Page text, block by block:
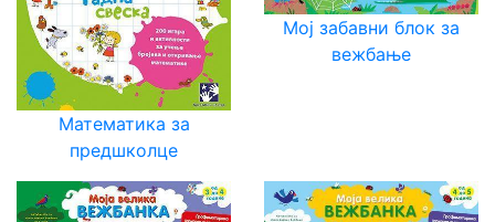
Математика за
предшколце
Мој забавни блок за
вежбање